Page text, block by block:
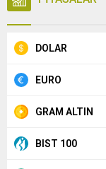
DOLAR
EURO
GRAM ALTIN
BIST 100